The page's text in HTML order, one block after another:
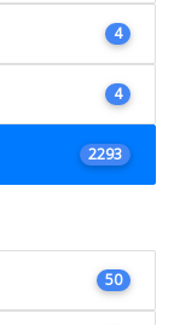
4
4
2293
50